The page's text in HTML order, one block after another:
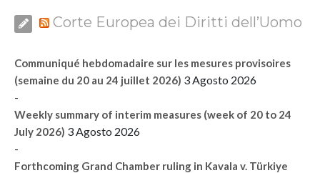
Corte Europea dei Diritti dell’Uomo
Communiqué hebdomadaire sur les mesures provisoires
(semaine du 20 au 24 juillet 2026) 3 Agosto 2026
-
Weekly summary of interim measures (week of 20 to 24
July 2026) 3 Agosto 2026
-
Forthcoming Grand Chamber ruling in Kavala v. Türkiye